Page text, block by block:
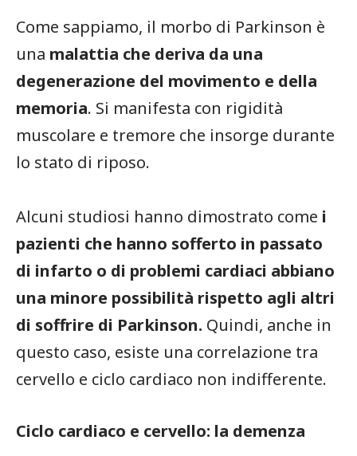
Come sappiamo, il morbo di Parkinson è
una malattia che deriva da una
degenerazione del movimento e della
memoria. Si manifesta con rigidità
muscolare e tremore che insorge durante
lo stato di riposo.
Alcuni studiosi hanno dimostrato come i
pazienti che hanno sofferto in passato
di infarto o di problemi cardiaci abbiano
una minore possibilità rispetto agli altri
di soffrire di Parkinson. Quindi, anche in
questo caso, esiste una correlazione tra
cervello e ciclo cardiaco non indifferente.
Ciclo cardiaco e cervello: la demenza